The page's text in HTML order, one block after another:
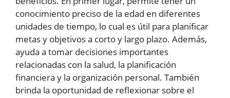
conocimiento preciso de la edad en diferentes
unidades de tiempo, lo cual es útil para planificar
metas y objetivos a corto y largo plazo. Además,
ayuda a tomar decisiones importantes
relacionadas con la salud, la planificación
financiera y la organización personal. También
brinda la oportunidad de reflexionar sobre el